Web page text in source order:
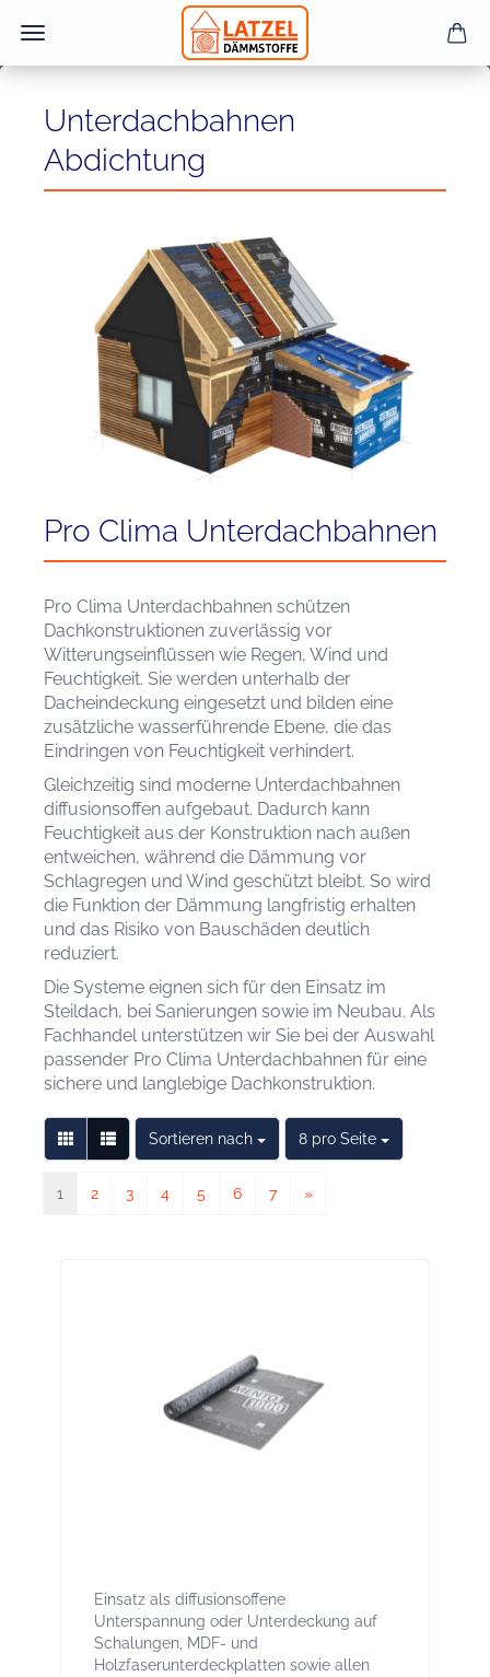
Unterdachbahnen
Abdichtung
Pro Clima Unterdachbahnen
Pro Clima Unterdachbahnen schützen
Dachkonstruktionen zuverlässig vor
Witterungseinflüssen wie Regen, Wind und
Feuchtigkeit. Sie werden unterhalb der
Dacheindeckung eingesetzt und bilden eine
zusätzliche wasserführende Ebene, die das
Eindringen von Feuchtigkeit verhindert.
Gleichzeitig sind moderne Unterdachbahnen
diffusionsoffen aufgebaut. Dadurch kann
Feuchtigkeit aus der Konstruktion nach außen
entweichen, während die Dämmung vor
Schlagregen und Wind geschützt bleibt. So wird
die Funktion der Dämmung langfristig erhalten
und das Risiko von Bauschäden deutlich
reduziert.
Die Systeme eignen sich für den Einsatz im
Steildach, bei Sanierungen sowie im Neubau. Als
Fachhandel unterstützen wir Sie bei der Auswahl
passender Pro Clima Unterdachbahnen für eine
sichere und langlebige Dachkonstruktion.
Sortieren nach
Sortieren nach 8 pro Seite
pro Seite
1 2 3 4 5 6 7 »
Einsatz als diffusionsoffene
Unterspannung oder Unterdeckung auf
Schalungen, MDF- und
Holzfaserunterdeckplatten sowie allen